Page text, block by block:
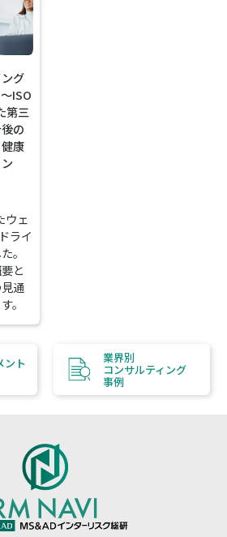
グ
ISO
第三
の
康
ウェ
ライ
。
と
通
。
ント 業界別
コンサルティング
事例